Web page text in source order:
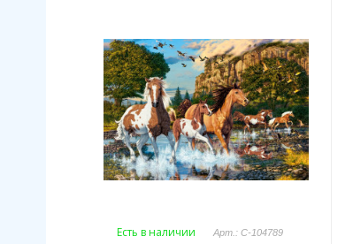
Есть в наличии Арт.: C-104789